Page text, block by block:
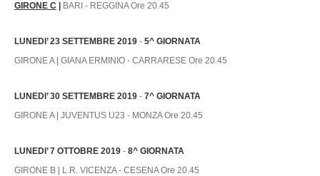
GIRONE C
BARI - REGGINA Ore 20.45
LUNEDI’ 23 SETTEMBRE 2019 - 5^ GIORNATA
GIRONE A | GIANA ERMINIO - CARRARESE Ore 20.45
LUNEDI’ 30 SETTEMBRE 2019 - 7^ GIORNATA
GIRONE A | JUVENTUS U23 - MONZA Ore 20.45
LUNEDI’ 7 OTTOBRE 2019 - 8^ GIORNATA
GIRONE B | L.R. VICENZA - CESENA Ore 20.45